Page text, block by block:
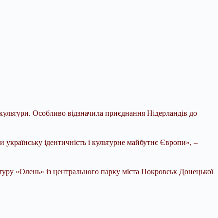
Особливо відзначила приєднання Нідерландів до
ідентичність і культурне майбутнє Європи», –
«Олень» із центрального парку міста Покровськ Донецької